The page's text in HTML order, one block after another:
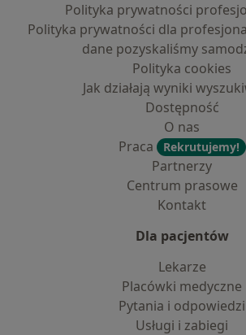
Polityka prywatności
Polityka prywatności dla
dane pozyskaliśmy
Polityka cookies
Jak działają wyniki
Dostępność
O nas
Praca
Rekrutujemy!
Partnerzy
Centrum prasowe
Kontakt
Dla pacjentów
Lekarze
Placówki medyczne
Pytania i odpowiedzi
Usługi i zabiegi